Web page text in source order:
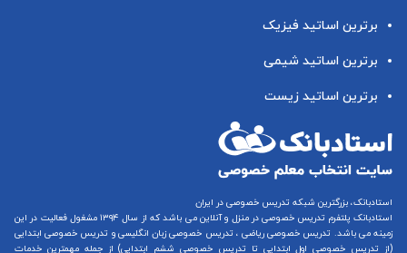
برترین اساتید فیزیک
برترین اساتید شیمی
برترین اساتید زیست
استادبانک، بزرگترین شبکه تدریس خصوصی در ایران
استادبانک پلتفرم تدریس خصوصی در منزل و آنلاین
می باشد که از سال ۱۳۹۴ مشغول فعالیت در این
زمینه می باشد. تدریس خصوصی ریاضی ، تدریس خصوصی زبان انگلیسیو تدریس خصوصی ابتدایی
(از تدریس خصوصی اول ابتدایی تا تدریس خصوصی ششم ابتدایی) از جمله مهمترین خدمات